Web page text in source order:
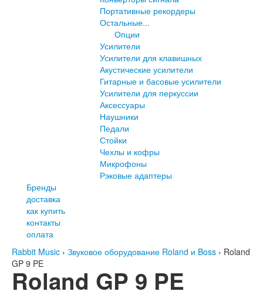
Портативные рекордеры
Остальные...
Опции
Усилители
Усилители для клавишных
Акустические усилители
Гитарные и басовые усилители
Усилители для перкуссии
Аксессуары
Наушники
Педали
Стойки
Чехлы и кофры
Микрофоны
Рэковые адаптеры
Бренды
доставка
как купить
контакты
оплата
Rabbit Music › Звуковое оборудование Roland и Boss › Roland
GP 9 PE
Roland GP 9 PE